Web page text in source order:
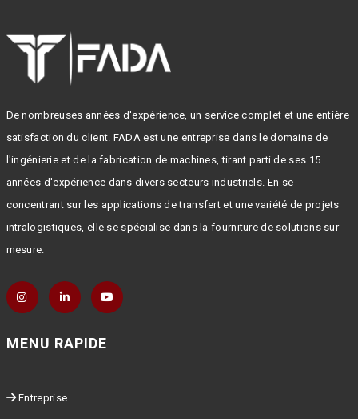
De nombreuses années d'expérience, un service complet et une entière
satisfaction du client. FADA est une entreprise dans le domaine de
l'ingénierie et de la fabrication de machines, tirant parti de ses 15
années d'expérience dans divers secteurs industriels. En se
concentrant sur les applications de transfert et une variété de projets
intralogistiques, elle se spécialise dans la fourniture de solutions sur
mesure.
MENU RAPIDE
Entreprise